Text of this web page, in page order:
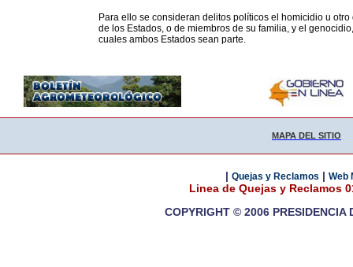
Para ello se consideran delitos políticos el homicidio u
de los Estados, o de miembros de su familia, y el
cuales ambos Estados sean parte.
MAPA DEL SITIO
| Quejas y Reclamos | Web
Linea de Quejas y Reclamos
COPYRIGHT © 2006 PRESIDENCIA